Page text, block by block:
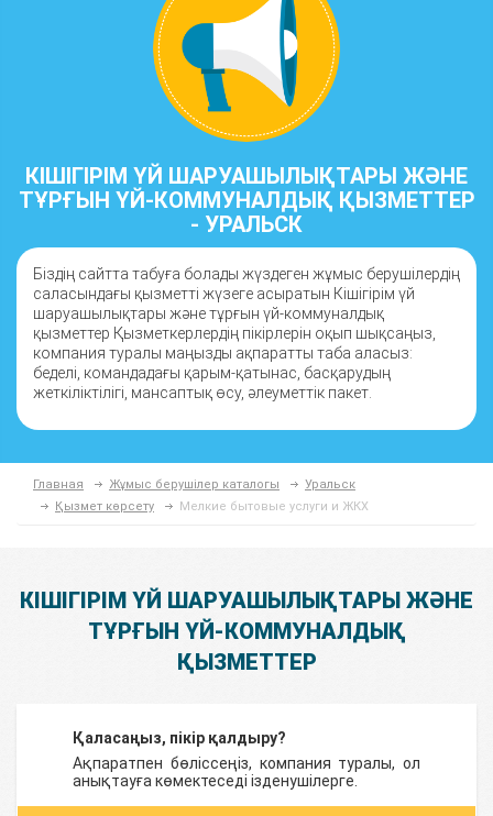
КІШІГІРІМ ҮЙ ШАРУАШЫЛЫҚТАРЫ ЖӘНЕ
ТҰРҒЫН ҮЙ-КОММУНАЛДЫҚ ҚЫЗМЕТТЕР
- УРАЛЬСК
Біздің сайтта табуға болады жүздеген жұмыс берушілердің
саласындағы қызметті жүзеге асыратын Кішігірім үй
шаруашылықтары және тұрғын үй-коммуналдық
қызметтер Қызметкерлердің пікірлерін оқып шықсаңыз,
компания туралы маңызды ақпаратты таба аласыз:
беделі, командадағы қарым-қатынас, басқарудың
жеткіліктілігі, мансаптық өсу, әлеуметтік пакет.
Главная Жұмыс берушілер каталогы
Уральск
Қызмет көрсету
Мелкие бытовые услуги и ЖКХ
КІШІГІРІМ ҮЙ ШАРУАШЫЛЫҚТАРЫ ЖӘНЕ
ТҰРҒЫН ҮЙ-КОММУНАЛДЫҚ
ҚЫЗМЕТТЕР
Қаласаңыз, пікір қалдыру?
Ақпаратпен бөліссеңіз, компания туралы, ол
анықтауға көмектеседі ізденушілерге.